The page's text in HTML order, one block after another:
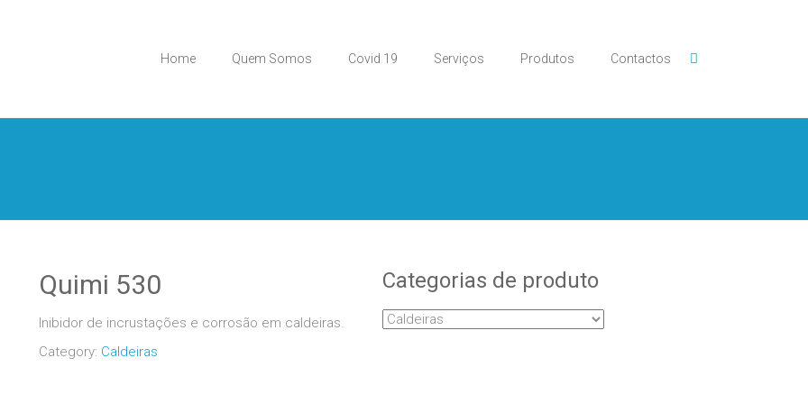
Home Quem Somos Covid 19 Serviços Produtos Contactos
Quimi 530
Inibidor de incrustações e corrosão em caldeiras.
Category: Caldeiras
Categorias de produto